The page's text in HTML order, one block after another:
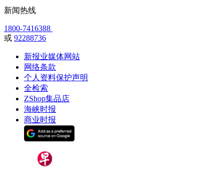
新闻热线
1800-7416388
或 92288736
新报业媒体网站
网络条款
个人资料保护声明
全检索
ZShop集品店
海峡时报
商业时报